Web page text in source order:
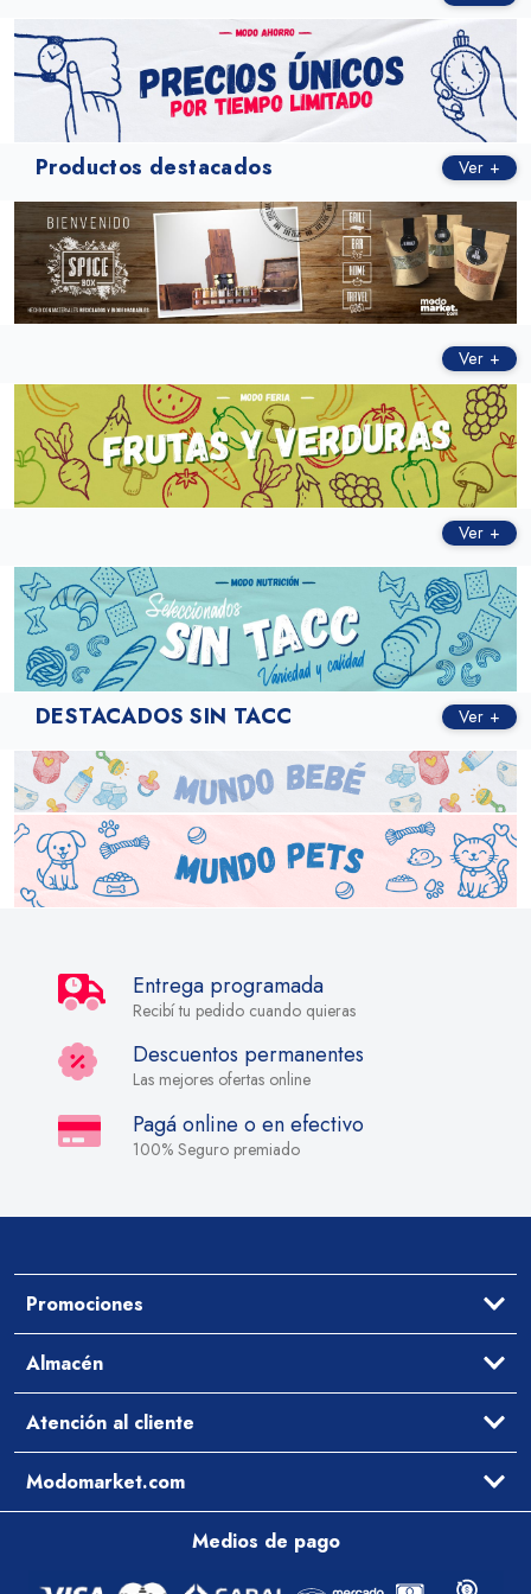
Productos destacados Ver +
Ver +
Ver +
DESTACADOS SIN TACC Ver +
Entrega programada
Recibí tu pedido cuando quieras
Descuentos permanentes
Las mejores ofertas online
Pagá online o en efectivo
100% Seguro premiado
Promociones
Almacén
Arroz y Legumbres
Pastas Secas y Salsas
Atención al cliente
Cómo comprar
Modomarket.com
Zona de cobertura
Medios de pago